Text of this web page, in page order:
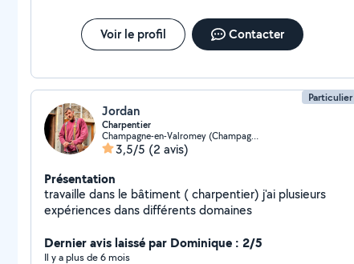
Voir le profil Contacter
Particulier
Jordan
Charpentier
Champagne-en-Valromey (Champagne-en-Valromey)
3,5/5 (2 avis)
Présentation
travaille dans le bâtiment ( charpentier) j'ai plusieurs
expériences dans différents domaines
Dernier avis laissé par Dominique : 2/5
Il y a plus de 6 mois